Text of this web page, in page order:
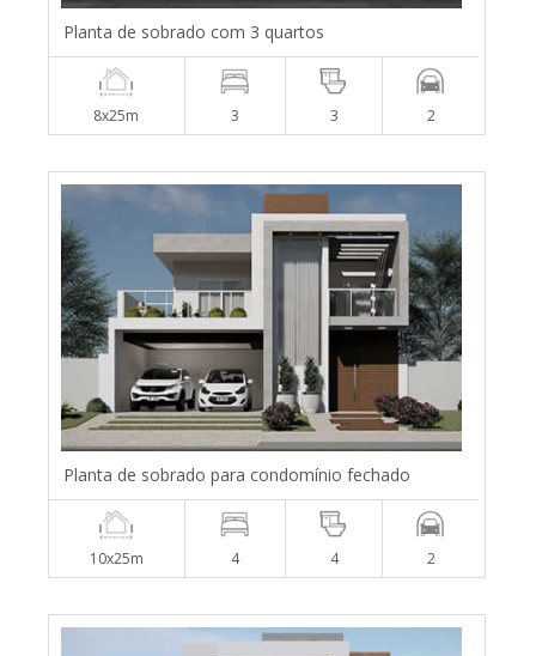
Planta de sobrado com 3 quartos
8x25m 3 3 2
Planta de sobrado para condomínio fechado
10x25m 4 4 2